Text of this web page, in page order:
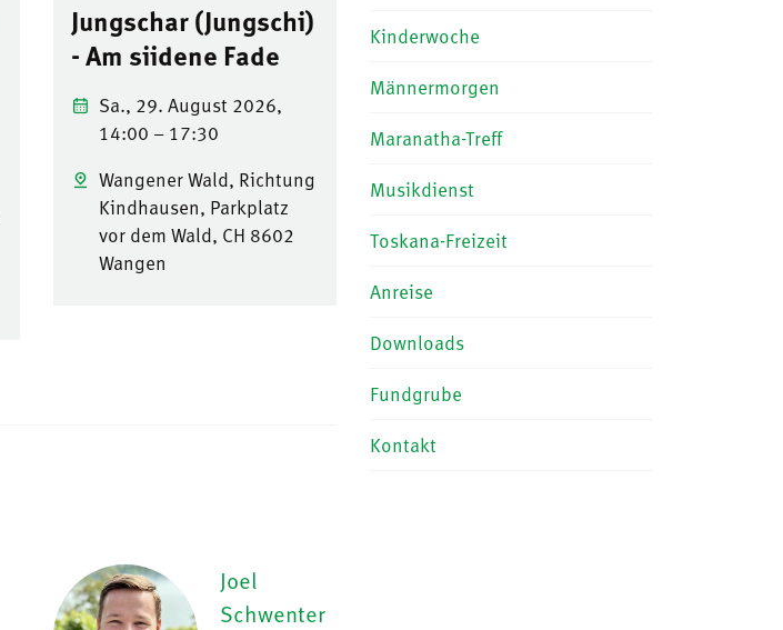
Jungschar (Jungschi)
- Am siidene Fade
Sa., 29. August 2026,
14:00 – 17:30
Wangener Wald, Richtung
Kindhausen, Parkplatz
vor dem Wald, CH 8602
Wangen
Joel
Schwenter
Kinderwoche
Männermorgen
Maranatha-Treff
Musikdienst
Toskana-Freizeit
Anreise
Downloads
Fundgrube
Kontakt